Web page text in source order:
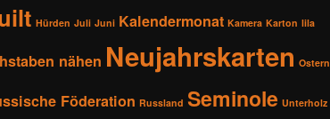
Hürden Juli Juni Kalendermonat Kamera Karton lila
nähen Neujahrskarten Ostern
Föderation Russland Seminole Unterholz